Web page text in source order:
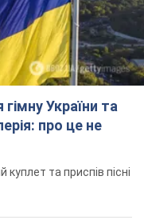
та приспів пісні
що
про